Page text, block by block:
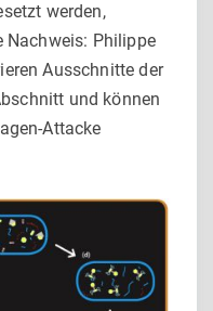
werden,
Nachweis: Philippe
Ausschnitte der
und können
Attacke